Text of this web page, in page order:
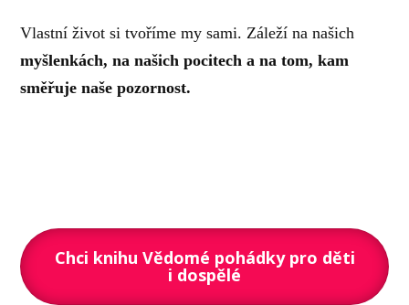
Vlastní život si tvoříme my sami. Záleží na našich
myšlenkách, na našich pocitech a na tom, kam
směřuje naše pozornost.
Chci knihu Vědomé pohádky pro děti
i dospělé